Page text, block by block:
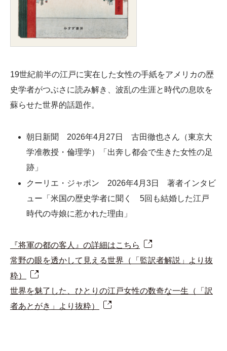
19世紀前半の江戸に実在した女性の手紙をアメリカの歴
史学者がつぶさに読み解き、波乱の生涯と時代の息吹を
蘇らせた世界的話題作。
朝日新聞 2026年4月27日 古田徹也さん（東京大
学准教授・倫理学）「出奔し都会で生きた女性の足
跡」
クーリエ・ジャポン 2026年4月3日 著者インタビ
ュー「米国の歴史学者に聞く 5回も結婚した江戸
時代の寺娘に惹かれた理由」
『将軍の都の客人』の詳細はこちら
常野の眼を透かして見える世界（「監訳者解説」より抜
粋）
世界を魅了した、ひとりの江戸女性の数奇な一生（「訳
者あとがき」より抜粋）